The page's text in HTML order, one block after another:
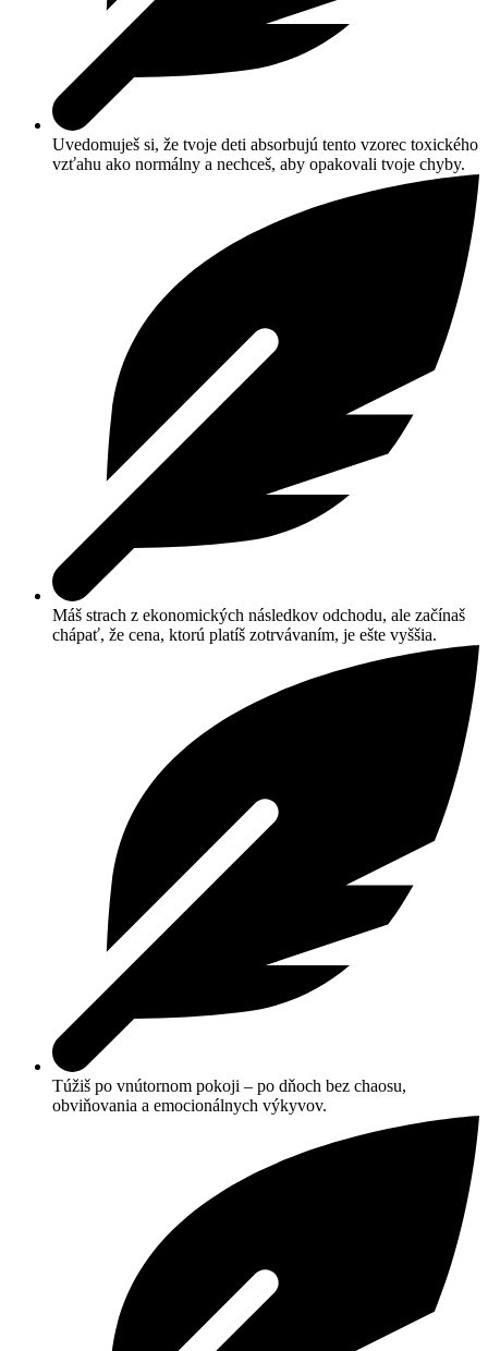
Uvedomuješ si, že tvoje deti absorbujú tento vzorec toxického
vzťahu ako normálny a nechceš, aby opakovali tvoje chyby.
Máš strach z ekonomických následkov odchodu, ale začínaš
chápať, že cena, ktorú platíš zotrvávaním, je ešte vyššia.
Túžiš po vnútornom pokoji – po dňoch bez chaosu,
obviňovania a emocionálnych výkyvov.